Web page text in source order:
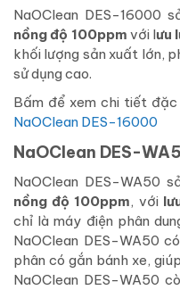
NaOClean DES-16000
nồng độ 100ppm với lưu
khối lượng sản xuất lớn,
sử dụng cao.
Bấm để xem chi tiết
NaOClean DES-16000
NaOClean DES-
NaOClean DES-WA50
nồng độ 100ppm, với
chỉ là máy điện phân
NaOClean DES-WA50
phân có gắn bánh xe,
NaOClean DES-WA50